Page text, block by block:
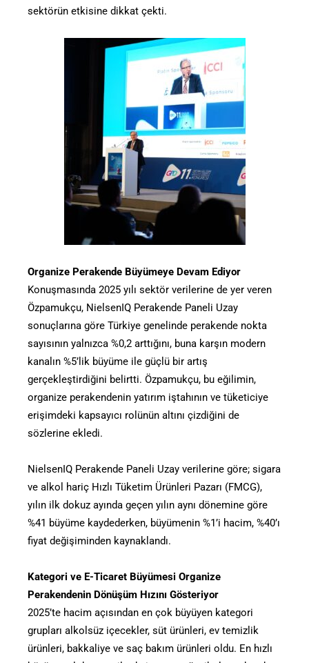
sektörün etkisine dikkat çekti.
Organize Perakende Büyümeye Devam Ediyor
Konuşmasında 2025 yılı sektör verilerine de yer veren
Özpamukçu, NielsenIQ Perakende Paneli Uzay
sonuçlarına göre Türkiye genelinde perakende nokta
sayısının yalnızca %0,2 arttığını, buna karşın modern
kanalın %5’lik büyüme ile güçlü bir artış
gerçekleştirdiğini belirtti. Özpamukçu, bu eğilimin,
organize perakendenin yatırım iştahının ve tüketiciye
erişimdeki kapsayıcı rolünün altını çizdiğini de
sözlerine ekledi.
NielsenIQ Perakende Paneli Uzay verilerine göre; sigara
ve alkol hariç Hızlı Tüketim Ürünleri Pazarı (FMCG),
yılın ilk dokuz ayında geçen yılın aynı dönemine göre
%41 büyüme kaydederken, büyümenin %1’i hacim, %40’ı
fiyat değişiminden kaynaklandı.
Kategori ve E-Ticaret Büyümesi Organize
Perakendenin Dönüşüm Hızını Gösteriyor
2025’te hacim açısından en çok büyüyen kategori
grupları alkolsüz içecekler, süt ürünleri, ev temizlik
ürünleri, bakkaliye ve saç bakım ürünleri oldu. En hızlı